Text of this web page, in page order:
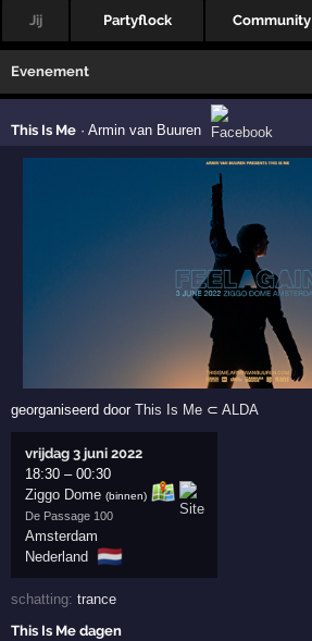
Jij Partyflock Community
Evenement
This Is Me ·Armin van Buuren
georganiseerd doorThis Is Me ⊂ALDA
vrijdag 3 juni 2022
18:30 –00:30
Ziggo Dome (binnen)
De Passage 100
Amsterdam
Nederland 🇳🇱
schatting:trance
This Is Me dagen